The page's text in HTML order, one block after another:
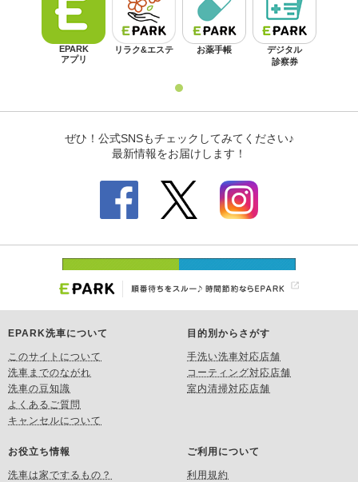
EPARK洗車について
このサイトについて
洗車までのながれ
洗車の豆知識
よくあるご質問
キャンセルについて
目的別からさがす
手洗い洗車対応店舗
コーティング対応店舗
室内清掃対応店舗
お役立ち情報
洗車は家でするもの？
ご利用について
利用規約